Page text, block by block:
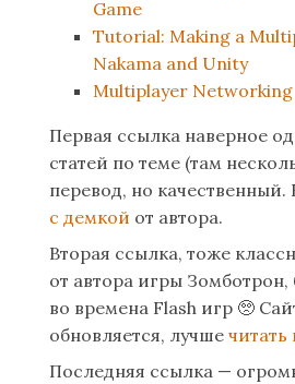
Game
Tutorial: Making a
Nakama and Unity
Multiplayer Networking
Первая ссылка наверное
статей по теме (там
перевод, но качественный.
с демкой от автора.
Вторая ссылка, тоже
от автора игры
во времена Flash игр 🥺
обновляется, лучше читать
Последняя ссылка —